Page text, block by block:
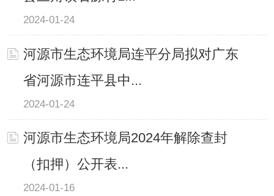
2024-01-24
河源市生态环境局连平分局拟对广东
省河源市连平县中...
2024-01-24
河源市生态环境局2024年解除查封
（扣押）公开表...
2024-01-16